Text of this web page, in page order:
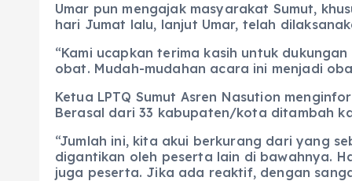
Umar pun mengajak masyarakat Sumut,
hari Jumat lalu, lanjut Umar, telah
“Kami ucapkan terima kasih untuk
obat. Mudah-mudahan acara ini menjadi
Ketua LPTQ Sumut Asren Nasution
Berasal dari 33 kabupaten/kota ditambah
“Jumlah ini, kita akui berkurang dari yang
digantikan oleh peserta lain di bawahnya.
juga peserta. Jika ada reaktif, dengan